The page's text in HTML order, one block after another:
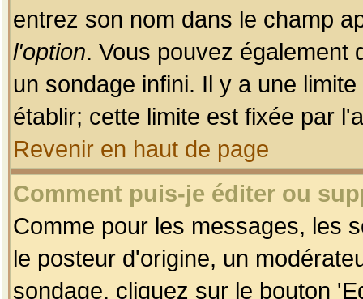
entrez son nom dans le champ
l'option. Vous pouvez également
un sondage infini. Il y a une
établir; cette limite est fixée par
Revenir en haut de page
Comment puis-je éditer ou
Comme pour les messages, les
le posteur d'origine, un
sondage, cliquez sur le bouton